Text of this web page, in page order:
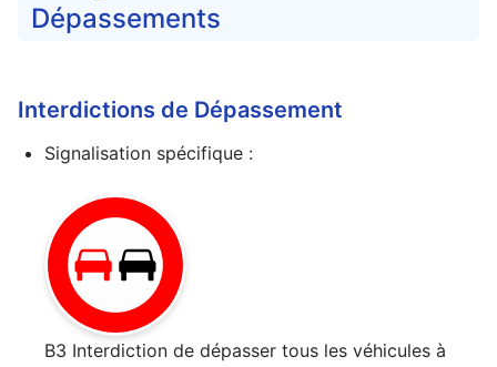
Dépassements
Interdictions de Dépassement
Signalisation spécifique :
B3 Interdiction de dépasser tous les véhicules à